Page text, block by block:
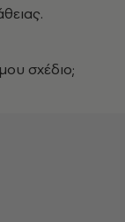
σχέδιο;